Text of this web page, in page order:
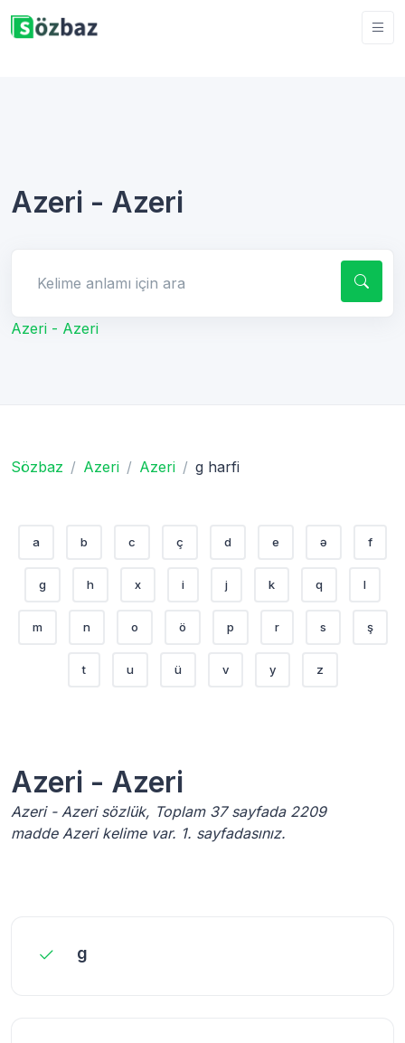
Azeri - Azeri
Azeri - Azeri
Sözbaz Azeri Azeri g harfi
a b c ç d e ə f
g h x i j k q l
m n o ö p r s ş
t u ü v y z
Azeri - Azeri
Azeri - Azeri sözlük, Toplam 37 sayfada 2209
madde Azeri kelime var. 1. sayfadasınız.
g